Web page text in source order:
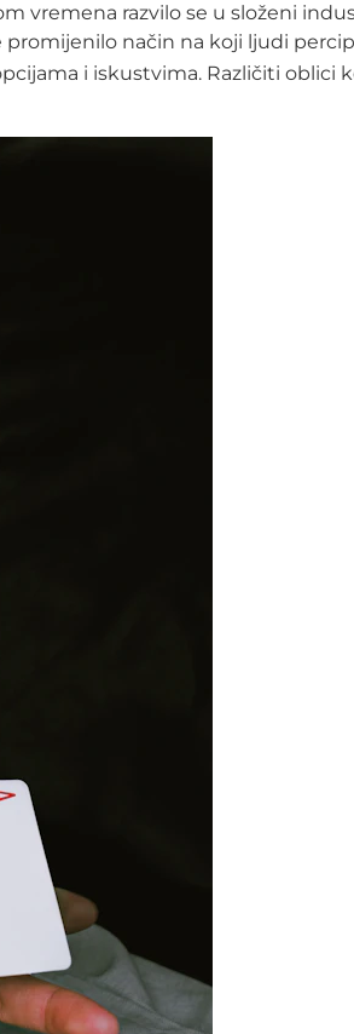
vremena razvilo se u složeni
način na koji ljudi
i iskustvima. Različiti oblici